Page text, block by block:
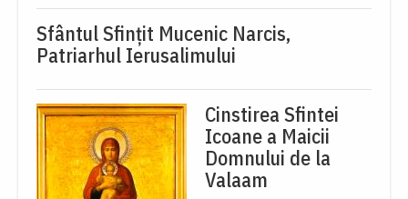
Sfântul Sfinţit Mucenic Narcis,
Patriarhul Ierusalimului
Cinstirea Sfintei
Icoane a Maicii
Domnului de la
Valaam